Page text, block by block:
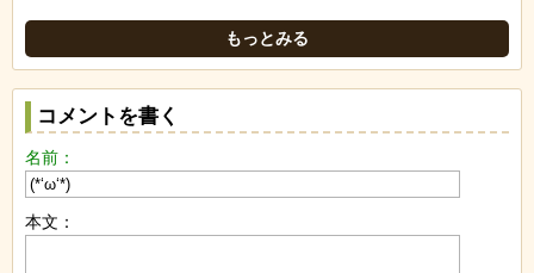
もっとみる
コメントを書く
名前：
本文：